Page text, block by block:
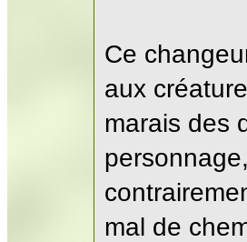
Ce
aux
marais des
mal de